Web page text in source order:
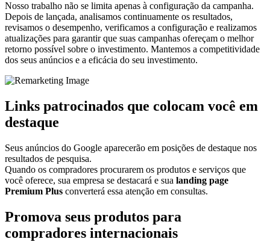
Nosso trabalho não se limita apenas à configuração da campanha.
Depois de lançada, analisamos continuamente os resultados,
revisamos o desempenho, verificamos a configuração e realizamos
atualizações para garantir que suas campanhas ofereçam o melhor
retorno possível sobre o investimento. Mantemos a competitividade
dos seus anúncios e a eficácia do seu investimento.
Links patrocinados que colocam você em
destaque
Seus anúncios do Google aparecerão em posições de destaque nos
resultados de pesquisa.
Quando os compradores procurarem os produtos e serviços que
você oferece, sua empresa se destacará e sua landing page
Premium Plus converterá essa atenção em consultas.
Promova seus produtos para
compradores internacionais